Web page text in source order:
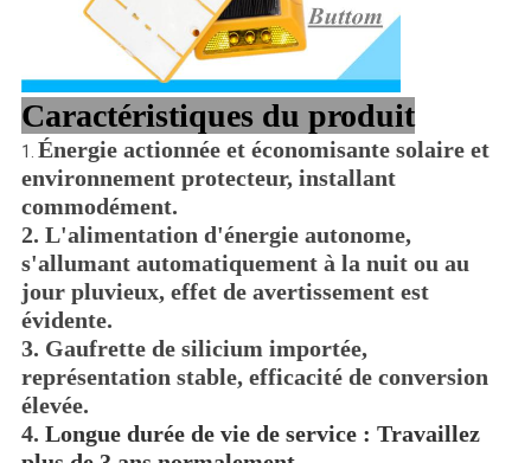
Caractéristiques du produit
1. Énergie actionnée et économisante solaire et
environnement protecteur, installant
commodément.
2. L'alimentation d'énergie autonome,
s'allumant automatiquement à la nuit ou au
jour pluvieux, effet de avertissement est
évidente.
3. Gaufrette de silicium importée,
représentation stable, efficacité de conversion
élevée.
4. Longue durée de vie de service : Travaillez